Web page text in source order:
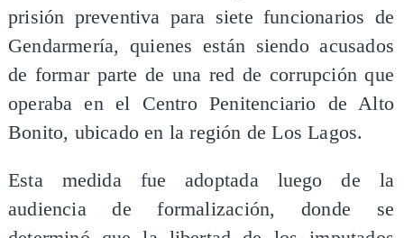
prisión preventiva para siete funcionarios de
Gendarmería, quienes están siendo acusados
de formar parte de una red de corrupción que
operaba en el Centro Penitenciario de Alto
Bonito, ubicado en la región de Los Lagos.
Esta medida fue adoptada luego de la
audiencia de formalización, donde se